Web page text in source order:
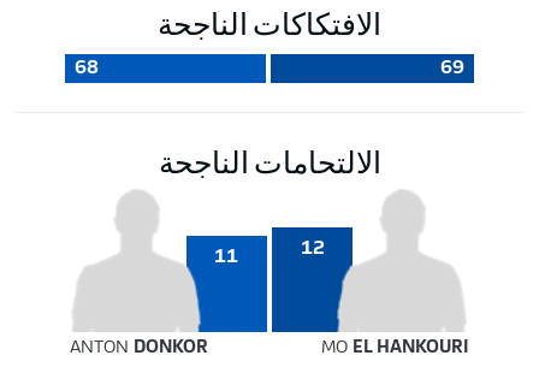
الافتكاكات الناجحة
69
68
الالتحامات الناجحة
12
11
ANTON DONKOR MO EL HANKOURI